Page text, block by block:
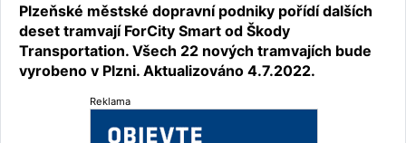
Plzeňské městské dopravní podniky pořídí dalších
deset tramvají ForCity Smart od Škody
Transportation. Všech 22 nových tramvajích bude
vyrobeno v Plzni. Aktualizováno 4.7.2022.
Reklama